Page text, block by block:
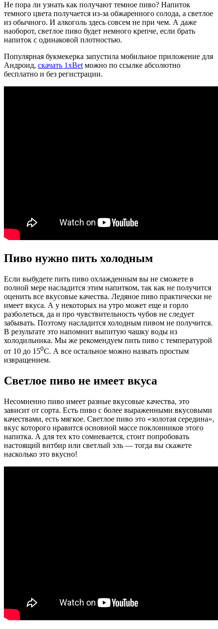
Не пора ли узнать как получают темное пиво? Напиток
темного цвета получается из-за обжаренного солода, а светлое
из обычного. И алкоголь здесь совсем не при чем. А даже
наоборот, светлое пиво будет немного крепче, если брать
напиток с одинаковой плотностью.
Популярная букмекерка запустила мобильное приложение для
Андроид, скачать 1xBet можно по ссылке абсолютно
бесплатно и без регистрации.
Пиво нужно пить холодным
Если выбудете пить пиво охлажденным вы не сможете в
полной мере насладится этим напитком, так как не получится
оценить все вкусовые качества. Ледяное пиво практически не
имеет вкуса. А у некоторых на утро может еще и горло
разболеться, да и про чувствительность чубов не следует
забывать. Поэтому насладится холодным пивом не получится.
В результате это напомнит выпитую чашку воды из
холодильника. Мы же рекомендуем пить пиво с температурой
от 10 до 150С. А все остальное можно назвать простым
извращением.
Светлое пиво не имеет вкуса
Несомненно пиво имеет разные вкусовые качества, это
зависит от сорта. Есть пиво с более выраженными вкусовыми
качествами, есть мягкое. Светлое пиво это «золотая середина»,
вкус которого нравится основной массе поклонников этого
напитка. А для тех кто сомневается, стоит попробовать
настоящий витбир или светлый эль — тогда вы скажете
насколько это вкусно!